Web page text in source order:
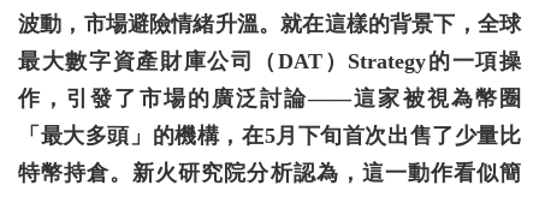
波動，市場避險情緒升溫。就在這樣的背景下，全球
最大數字資產財庫公司（DAT）Strategy的一項操
作，引發了市場的廣泛討論——這家被視為幣圈
「最大多頭」的機構，在5月下旬首次出售了少量比
特幣持倉。新火研究院分析認為，這一動作看似簡